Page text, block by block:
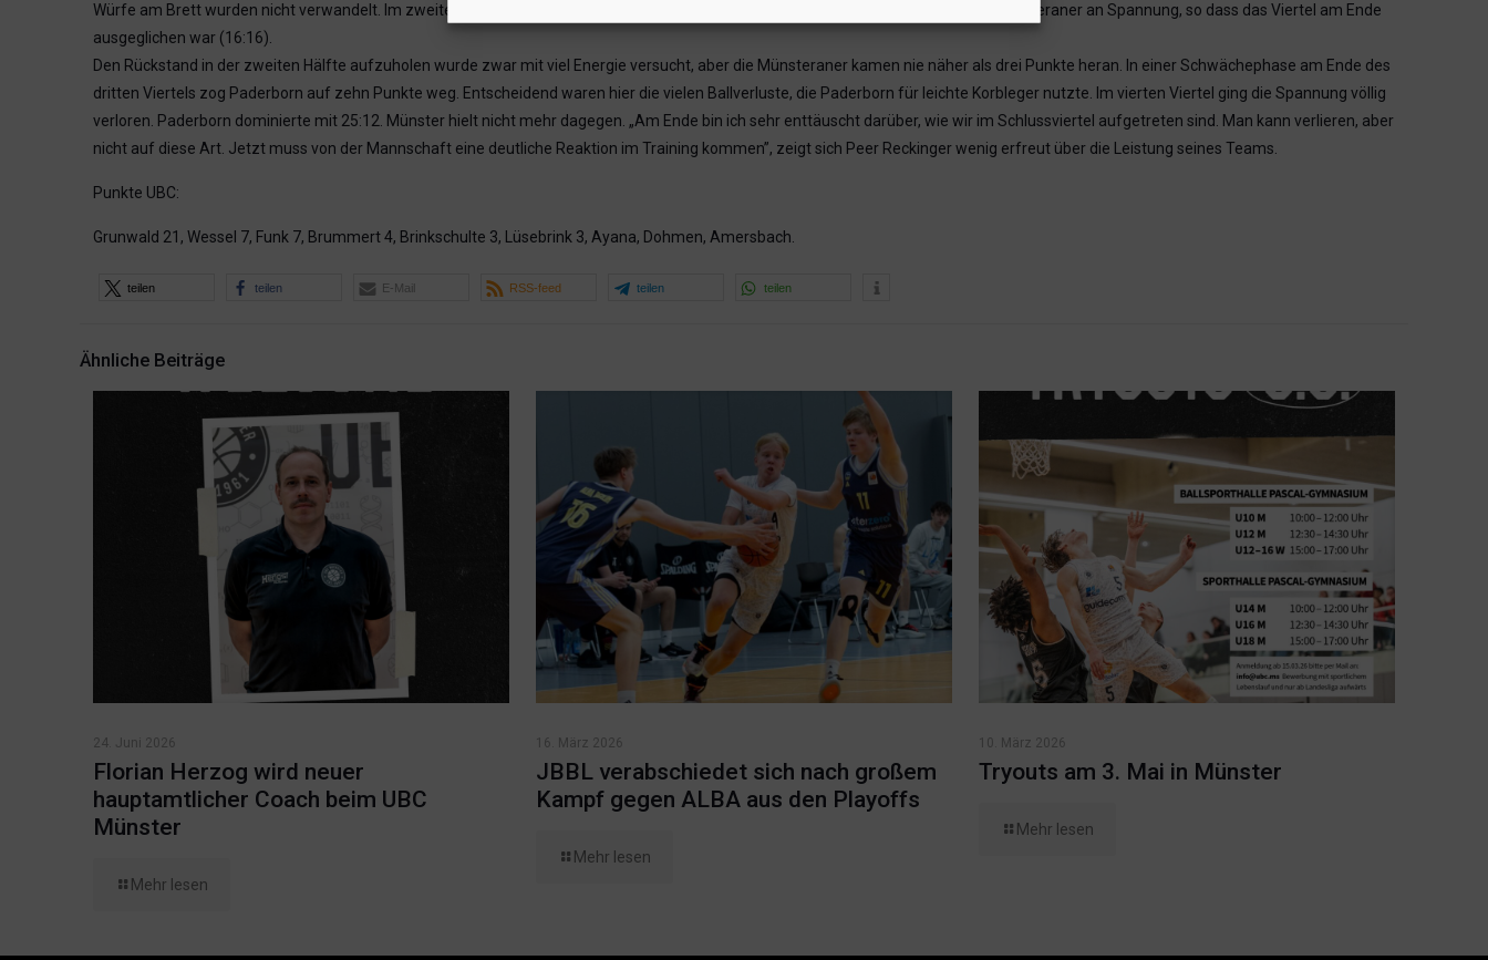
Würfe am Brett wurden nicht verwandelt. Im zweiten Viertel erhöhte sich die Trefferquote leicht, doch auch defensiv verloren die Münsteraner an Spannung, so dass das Viertel am Ende
ausgeglichen war (16:16).
Den Rückstand in der zweiten Hälfte aufzuholen wurde zwar mit viel Energie versucht, aber die Münsteraner kamen nie näher als drei Punkte heran. In einer Schwächephase am Ende des
dritten Viertels zog Paderborn auf zehn Punkte weg. Entscheidend waren hier die vielen Ballverluste, die Paderborn für leichte Korbleger nutzte. Im vierten Viertel ging die Spannung völlig
verloren. Paderborn dominierte mit 25:12. Münster hielt nicht mehr dagegen. „Am Ende bin ich sehr enttäuscht darüber, wie wir im Schlussviertel aufgetreten sind. Man kann verlieren, aber
nicht auf diese Art. Jetzt muss von der Mannschaft eine deutliche Reaktion im Training kommen”, zeigt sich Peer Reckinger wenig erfreut über die Leistung seines Teams.
Punkte UBC:
Grunwald 21, Wessel 7, Funk 7, Brummert 4, Brinkschulte 3, Lüsebrink 3, Ayana, Dohmen, Amersbach.
teilen teilen E-Mail RSS-feed teilen teilen
Ähnliche Beiträge
24. Juni 2026
Florian Herzog wird neuer
hauptamtlicher Coach beim UBC
Münster
Mehr lesen
16. März 2026
JBBL verabschiedet sich nach großem
Kampf gegen ALBA aus den Playoffs
Mehr lesen
10. März 2026
Tryouts am 3. Mai in Münster
Mehr lesen